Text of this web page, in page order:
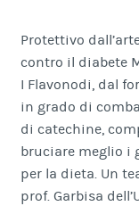
Protettivo
contro il diabete
I Flavonodi, dal
in grado di
di catechine,
bruciare meglio i
per la dieta. Un
prof. Garbisa